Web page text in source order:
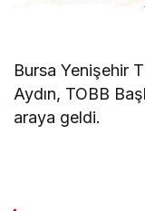
Bursa Yenişehir
Aydın, TOBB
araya geldi.